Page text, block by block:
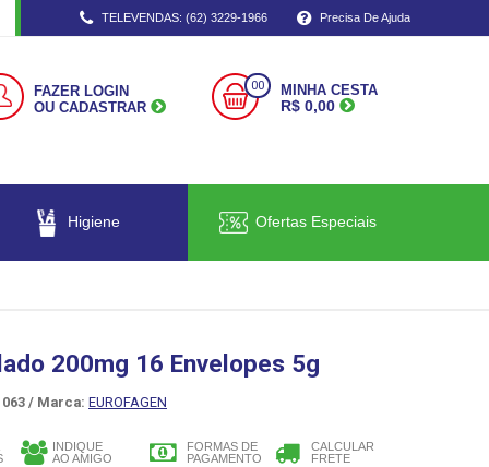
TELEVENDAS: (62) 3229-1966 Precisa De Ajuda
FAZER LOGIN
OU CADASTRAR
00 MINHA CESTA
R$ 0,00
Higiene Ofertas Especiais
200mg 16 Envelopes 5g
/ Marca: EUROFAGEN
INDIQUE
AO AMIGO
FORMAS DE
PAGAMENTO
CALCULAR
FRETE